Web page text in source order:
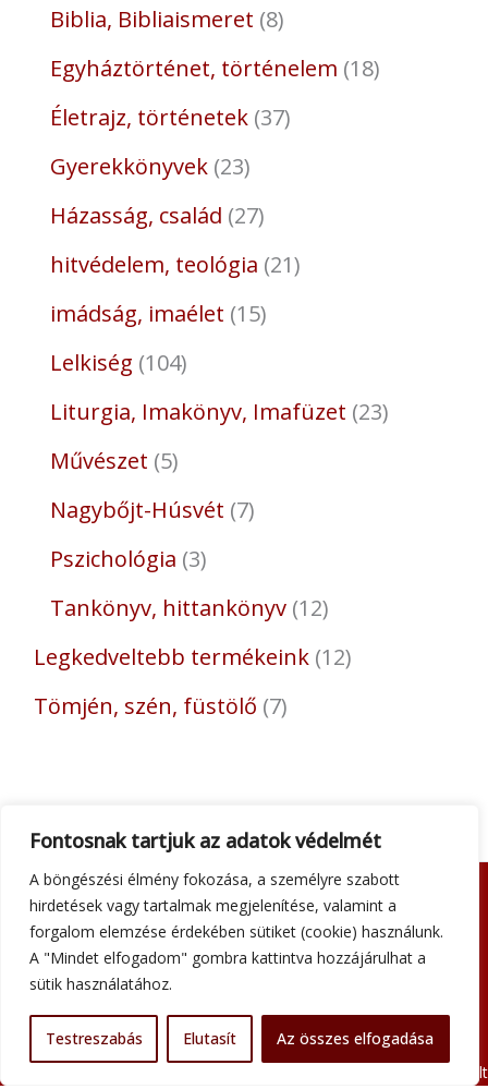
Fontosnak tartjuk az adatok védelmét
A böngészési élmény fokozása, a személyre szabott
hirdetések vagy tartalmak megjelenítése, valamint a
forgalom elemzése érdekében sütiket (cookie) használunk.
A "Mindet elfogadom" gombra kattintva hozzájárulhat a
sütik használatához.
Testreszabás Elutasít Az összes elfogadása
Biblia, Bibliaismeret 8
Egyháztörténet, történelem 18
Életrajz, történetek 37
Gyerekkönyvek 23
Házasság, család 27
hitvédelem, teológia 21
imádság, imaélet 15
Lelkiség 104
Liturgia, Imakönyv, Imafüzet 23
Művészet 5
Nagybőjt-Húsvét 7
Pszichológia 3
Tankönyv, hittankönyv 12
Legkedveltebb termékeink 12
Tömjén, szén, füstölő 7
Adatkezelési tájékoztató
Általános szerződési feltételek
Kapcsolat
Minden jog fenntartva © 2026 Szent Atanáz Könyv- és Kegytárgybolt